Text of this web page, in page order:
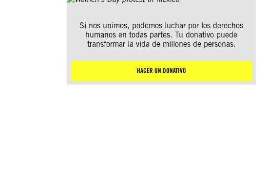
Si nos unimos, podemos luchar por los derechos
humanos en todas partes. Tu donativo puede
transformar la vida de millones de personas.
HACER UN DONATIVO